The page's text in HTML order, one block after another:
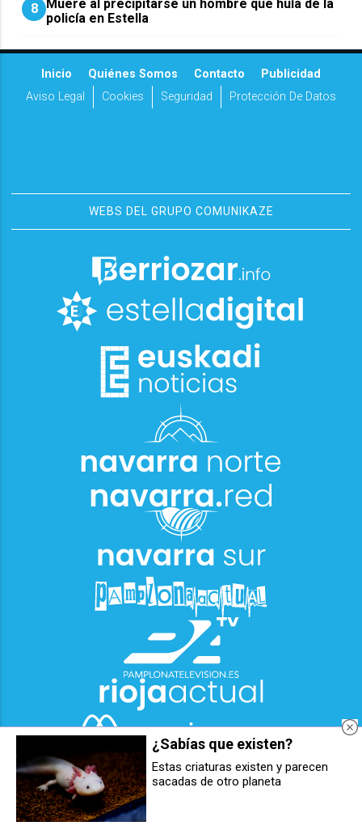
8
Muere al precipitarse un hombre que huía de la
policía en Estella
Inicio Quiénes Somos Contacto
Publicidad
Aviso Legal
Cookies Seguridad Protección De Datos
WEBS DEL GRUPO COMUNIKAZE
El berriozartarra Txema
Valenzuela lanza su primera
novela, una sátira feroz sobre el
postureo empresarial
Berriozar celebra el Orgullo con
¿Sabías que existen?
Estas criaturas existen y parecen
sacadas de otro planeta